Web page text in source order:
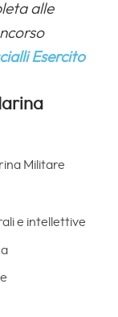
alle
Esercito
Militare
e intellettive